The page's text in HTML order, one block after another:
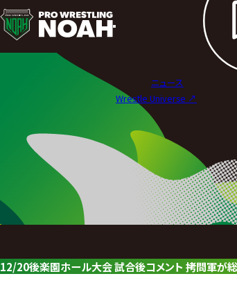
ニ
ュ
レ
ス
リ
ニュース
Wrestle Universe ↗︎
12/20後楽園ホール大会 試合後コメント 拷問軍が総